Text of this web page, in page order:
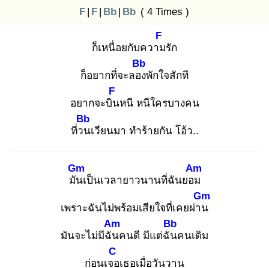
F | F | Bb | Bb ( 4 Times )
ก็เหนื่อยกับความ
F
รัก
ก็อยากที่จะลอง
Bb
พักใจสักที
อยากจะบิน
F
หนี หนีใครบางคน
ที่วน
Bb
เวียนมา ทำร้ายกัน โอ้ว..
มัน
Gm
เป็นเวลายาวนานที่ฉันยอม
Am
เพราะฉันไม่พร้อมเสียใจที่เคยผ่าน
Gm
มันจะไม่มีฉัน
Am
คนดี มีแต่ฉัน
Bb
คนเดิม
ก่อนเจอ
C
เธอเมื่อวันวาน